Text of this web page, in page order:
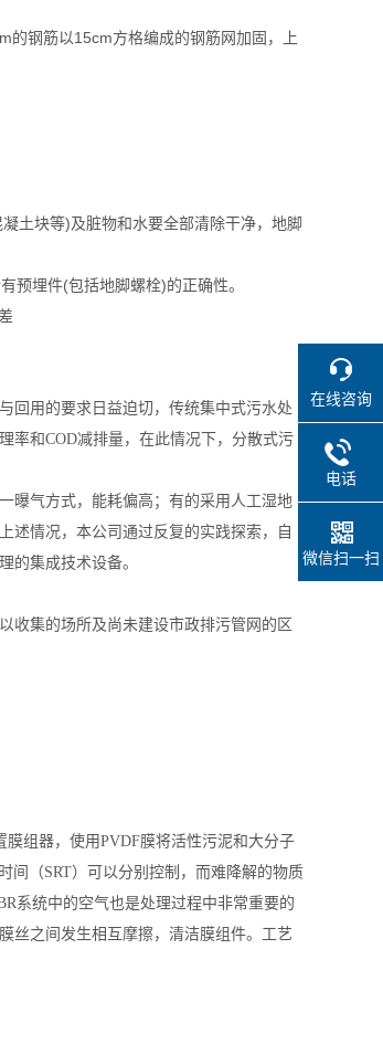
的钢筋以15cm方格编成的钢筋网加固，上
土块等)及脏物和水要全部清除干净，地脚
预埋件(包括地脚螺栓)的正确性。
回用的要求日益迫切，传统集中式污水处
率和COD减排量，在此情况下，分散式污
曝气方式，能耗偏高；有的采用人工湿地
述情况， 本公司 通过反复的实践探索，自
的集成技术设备。
收集的场所及尚未建设市政排污管网的区
组器，使用PVDF膜将活性污泥和大分子
间（SRT）可以分别控制，而难降解的物质
系统中的空气也是处理过程中非常重要的
丝之间发生相互摩擦，清洁膜组件。工艺
在线咨询
电话
微信扫一扫